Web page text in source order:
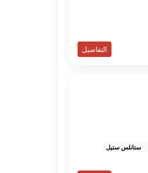
التفاصيل
ستانلس ستيل